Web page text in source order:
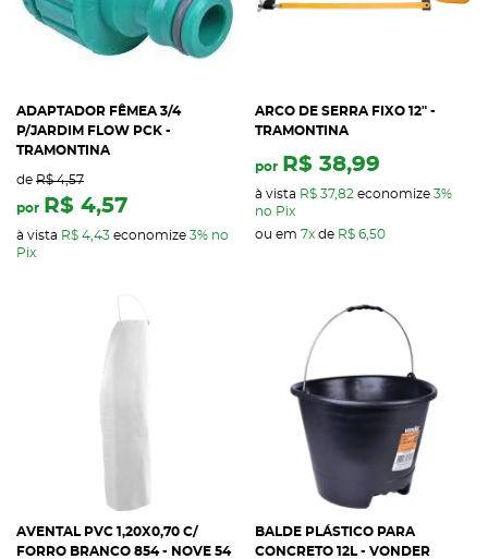
ADAPTADOR FÊMEA 3/4
P/JARDIM FLOW PCK -
TRAMONTINA
de R$ 4,57
por R$ 4,57
à vista R$ 4,43 economize 3% no
Pix
ARCO DE SERRA FIXO 12" -
TRAMONTINA
por R$ 38,99
à vista R$ 37,82 economize 3%
no Pix
ou em 7x de R$ 6,50
AVENTAL PVC 1,20X0,70 C/
FORRO BRANCO 854 - NOVE 54
BALDE PLÁSTICO PARA
CONCRETO 12L - VONDER